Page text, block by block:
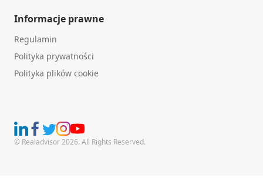
Informacje prawne
Regulamin
Polityka prywatności
Polityka plików cookie
© Realadvisor 2026. All Rights Reserved.